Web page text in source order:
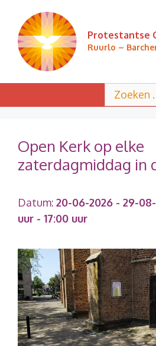
inhoud
Protestantse
Ruurlo –
naar:
Open Kerk op elke
zaterdagmiddag in
Datum: 20-06-2026 - 29-
uur - 17:00 uur